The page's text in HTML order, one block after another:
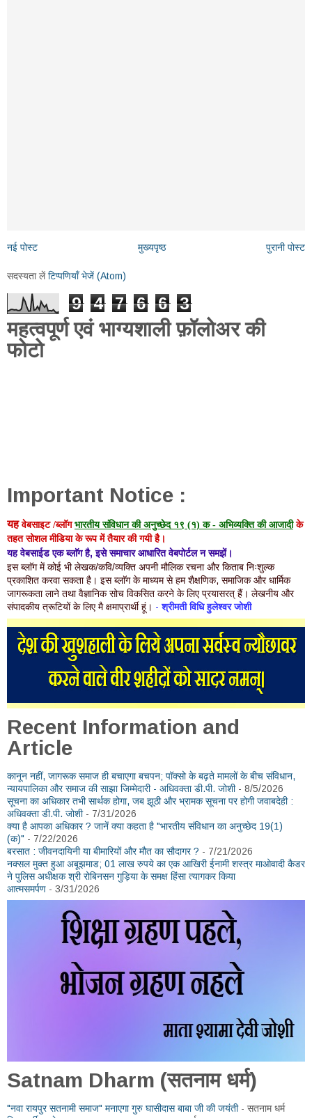
नई पोस्ट पुरानी पोस्ट
मुख्यपृष्ठ
सदस्यता लेंटिप्पणियाँ भेजें (Atom)
9 4 7 6 6 3
महत्वपूर्ण एवं भाग्यशाली फ़ॉलोअर की
फोटो
Important Notice :
यहवेबसाइट /ब्लॉग भारतीय संविधान की अनुच्छेद १९ (१) क- अभिव्यक्ति की आजादीके
तहतसोशल मीडिया के रूप मेंतैयार की गयी है।
यह वेबसाईड एक ब्लाॅग है, इसे समाचार आधारित वेबपोर्टल न समझें।
इस ब्लाॅग में कोई भी लेखक/कवि/व्यक्ति अपनी मौलिक रचना और किताब निःशुल्क
प्रकाशित करवा सकता है। इस ब्लाॅग के माध्यम से हम शैक्षणिक, समाजिक और धार्मिक
जागरूकता लाने तथा वैज्ञानिक सोच विकसित करने के लिए प्रयासरत् हैं। लेखनीय और
संपादकीय त्रूटियों के लिए मै क्षमाप्रार्थी हूं। - श्रीमती विधि हुलेश्वर जोशी
Recent Information and
Article
कानून नहीं, जागरूक समाज ही बचाएगा बचपन; पॉक्सो के बढ़ते मामलों के बीच संविधान,
न्यायपालिका और समाज की साझा जिम्मेदारी - अधिवक्ता डी.पी. जोशी- 8/5/2026
सूचना का अधिकार तभी सार्थक होगा, जब झूठी और भ्रामक सूचना पर होगी जवाबदेही :
अधिवक्ता डी.पी. जोशी- 7/31/2026
क्या है आपका अधिकार ? जानें क्या कहता है "भारतीय संविधान का अनुच्छेद 19(1)
(क)" - 7/22/2026
बरसात : जीवनदायिनी या बीमारियों और मौत का सौदागर ? - 7/21/2026
नक्सल मुक्त हुआ अबूझमाड; 01 लाख रुपये का एक आखिरी ईनामी शस्त्र माओवादी कैडर
ने पुलिस अधीक्षक श्री रोबिनसन गुड़िया के समक्ष हिंसा त्यागकर किया
आत्मसमर्पण - 3/31/2026
Satnam Dharm (सतनाम धर्म)
"नवा रायपुर सतनामी समाज" मनाएगा गुरु घासीदास बाबा जी की जयंती- सतनाम धर्म